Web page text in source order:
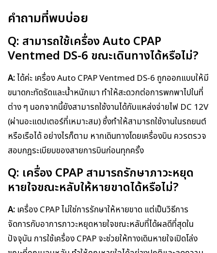
คำถามที่พบบ่อย
Q: สามารถใช้เครื่อง Auto CPAP
Ventmed DS-6 ขณะเดินทางได้หรือไม่?
A:ได้ค่ะ เครื่อง Auto CPAP Ventmed DS-6 ถูกออกแบบให้มี
ขนาดกะทัดรัดและน้ำหนักเบา ทำให้สะดวกต่อการพกพาไปในที่
ต่าง ๆ นอกจากนี้ยังสามารถใช้งานได้กับแหล่งจ่ายไฟ DC 12V
(ผ่านอะแดปเตอร์ที่เหมาะสม) ซึ่งทำให้สามารถใช้งานในรถยนต์
หรือเรือได้ อย่างไรก็ตาม หากเดินทางโดยเครื่องบิน ควรตรวจ
สอบกฎระเบียบของสายการบินก่อนทุกครั้ง
Q: เครื่อง CPAP สามารถรักษาภาวะหยุด
หายใจขณะหลับให้หายขาดได้หรือไม่?
A: เครื่อง CPAP ไม่ใช่การรักษาให้หายขาด แต่เป็นวิธีการ
จัดการกับอาการภาวะหยุดหายใจขณะหลับที่ได้ผลดีที่สุดใน
ปัจจุบัน การใช้เครื่อง CPAP จะช่วยให้ทางเดินหายใจเปิดโล่ง